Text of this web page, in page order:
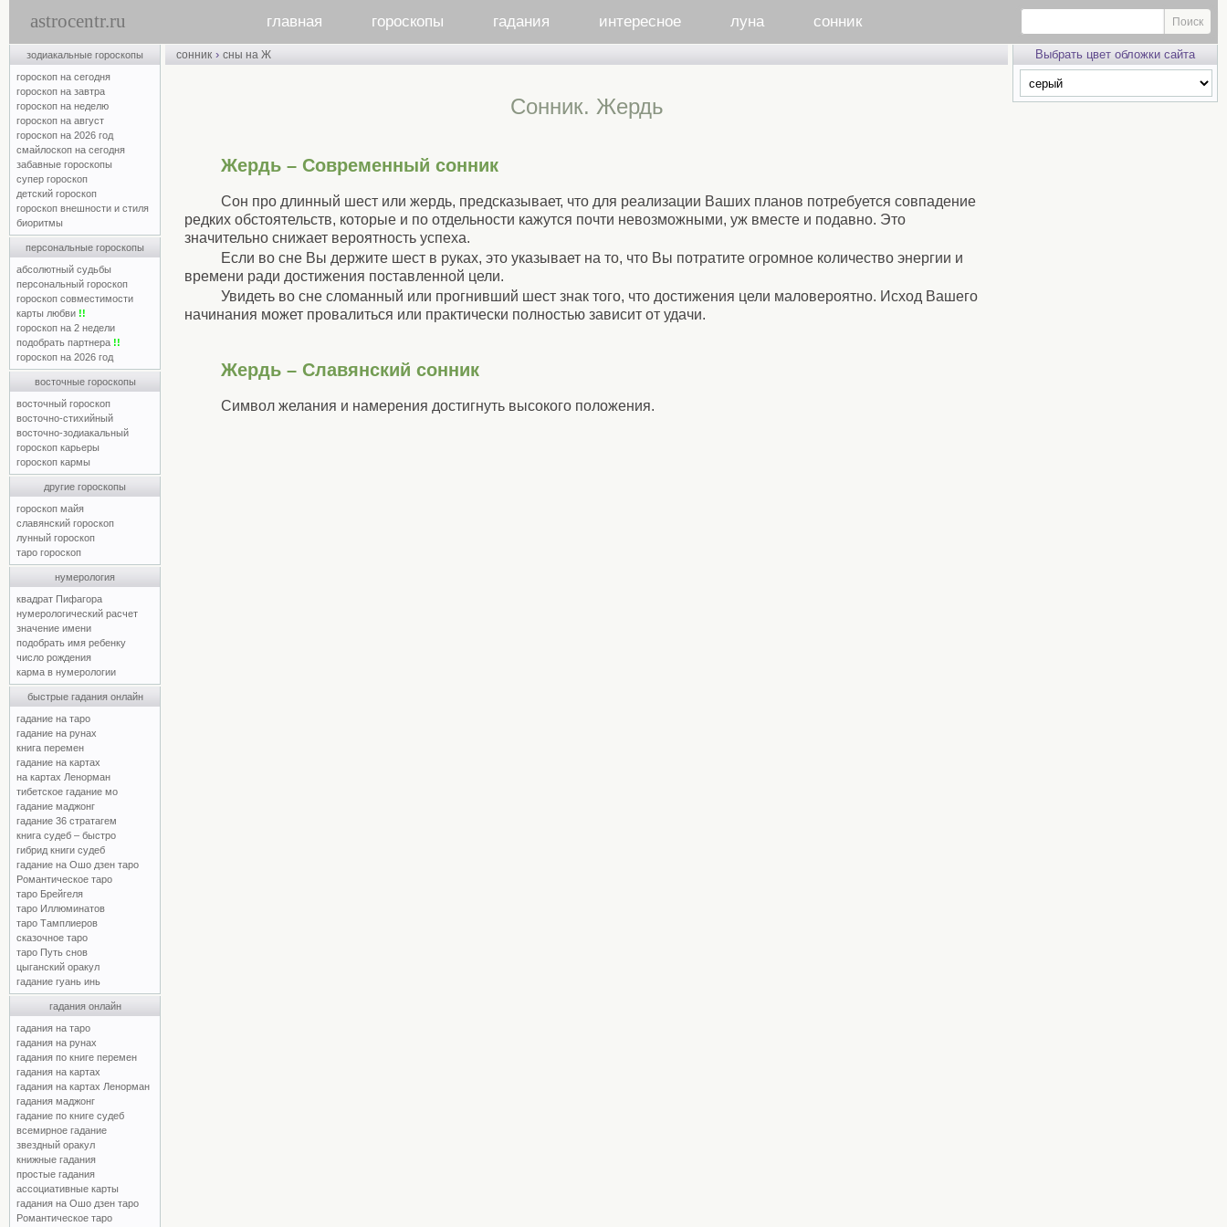
astrocentr.ru главная гороскопы гадания интересное луна сонник
зодиакальные гороскопы
гороскоп на сегодня
гороскоп на завтра
гороскоп на неделю
гороскоп на август
гороскоп на 2026 год
смайлоскоп на сегодня
забавные гороскопы
супер гороскоп
детский гороскоп
гороскоп внешности и стиля
биоритмы
персональные гороскопы
абсолютный судьбы
персональный гороскоп
гороскоп совместимости
карты любви !!
гороскоп на 2 недели
подобрать партнера !!
гороскоп на 2026 год
восточные гороскопы
восточный гороскоп
восточно-стихийный
восточно-зодиакальный
гороскоп карьеры
гороскоп кармы
другие гороскопы
гороскоп майя
славянский гороскоп
лунный гороскоп
таро гороскоп
нумерология
квадрат Пифагора
нумерологический расчет
значение имени
подобрать имя ребенку
число рождения
карма в нумерологии
быстрые гадания онлайн
гадание на таро
гадание на рунах
книга перемен
гадание на картах
на картах Ленорман
тибетское гадание мо
гадание маджонг
гадание 36 стратагем
книга судеб – быстро
гибрид книги судеб
гадание на Ошо дзен таро
Романтическое таро
таро Брейгеля
таро Иллюминатов
таро Тамплиеров
сказочное таро
таро Путь снов
цыганский оракул
гадание гуань инь
гадания онлайн
гадания на таро
гадания на рунах
гадания по книге перемен
гадания на картах
гадания на картах Ленорман
гадания маджонг
гадание по книге судеб
всемирное гадание
звездный оракул
книжные гадания
простые гадания
ассоциативные карты
гадания на Ошо дзен таро
Романтическое таро
сонник › сны на Ж
Сонник. Жердь
Жердь – Современный сонник
Сон про длинный шест или жердь, предсказывает, что для реализации Ваших планов потребуется совпадение
редких обстоятельств, которые и по отдельности кажутся почти невозможными, уж вместе и подавно. Это
значительно снижает вероятность успеха.
Если во сне Вы держите шест в руках, это указывает на то, что Вы потратите огромное количество энергии и
времени ради достижения поставленной цели.
Увидеть во сне сломанный или прогнивший шест знак того, что достижения цели маловероятно. Исход Вашего
начинания может провалиться или практически полностью зависит от удачи.
Жердь – Славянский сонник
Символ желания и намерения достигнуть высокого положения.
Выбрать цвет обложки сайта